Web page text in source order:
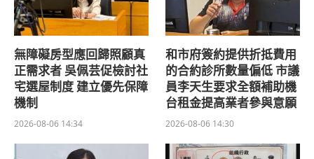
無障礙房型應回歸照顧真
正需求者 吳佩芸促檢討社
宅選屋制度 建立優先保障
機制
2026-08-06 14:34
和市府簽約提供折抵費用
的合約診所數量偏低 市議
員李天生要求全額補助機
台租金提高業者參與意願
2026-08-06 14:30